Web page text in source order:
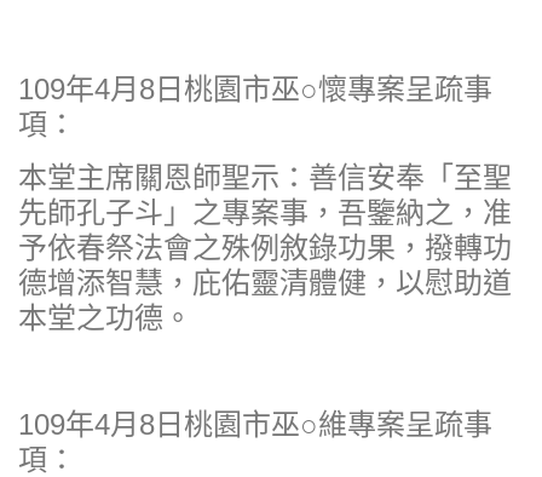
109年4月8日桃園市巫○懷專案呈疏事
項：
本堂主席關恩師聖示：善信安奉「至聖
先師孔子斗」之專案事，吾鑒納之，准
予依春祭法會之殊例敘錄功果，撥轉功
德增添智慧，庇佑靈清體健，以慰助道
本堂之功德。
109年4月8日桃園市巫○維專案呈疏事
項：